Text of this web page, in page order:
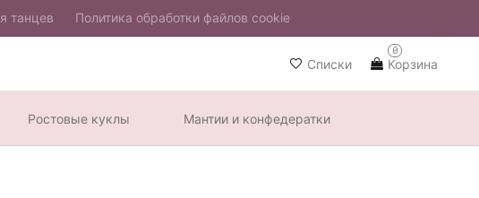
танцев Политика обработки файлов cookie
Списки Корзина
0
Ростовые куклы Мантии и конфедератки